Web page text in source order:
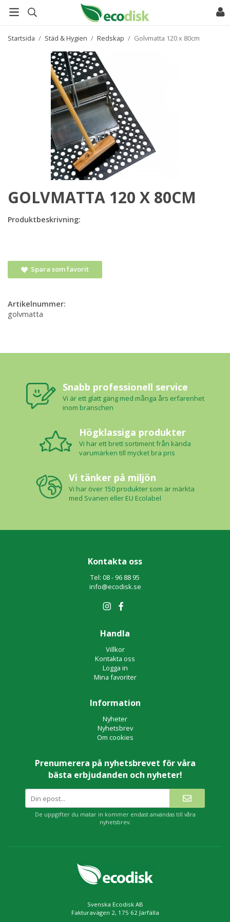
Startsida / Städ & Hygien / Redskap / Golvmatta 120 x 80cm
GOLVMATTA 120 X 80CM
Produktbeskrivning:
Spara som favorit
Artikelnummer:
golvmatta
Snabb professionell service
Vi är ett glatt gäng med många års erfarenhet
inom branschen
Högklassiga produkter
Vi har ett brett sortiment från kända
varumärken till mycket bra pris
Vi tänker på miljön
Vi har över 150 produkter som är märkta
med Svanen eller EU Ecolabel
Kontakta oss
Tel: 08 - 96 88 95
info@ecodisk.se
Handla
Villkor
Kontakta oss
Logga in
Mina favoriter
Information
Nyheter
Nyhetsbrev
Om cookies
Prenumerera på nyhetsbrevet för våra
bästa erbjudanden och nyheter!
De uppgifter du matar in kommer endast användas till våra
nyhetsbrev.
Svenska Ecodisk AB
Fakturavägen 2, 175 62 Järfälla